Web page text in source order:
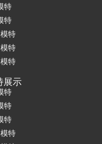
特
特
特
特
特
展示
特
特
特
特